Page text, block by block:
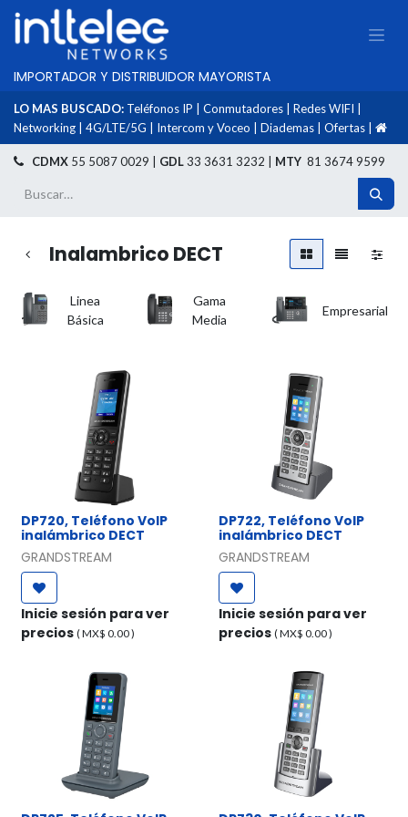
IMPORTADOR Y DISTRIBUIDOR MAYORISTA
LO MAS BUSCADO: Teléfonos IP Conmutadores Redes WIFI
Networking
4G/LTE/5G Intercom y Voceo Diademas Ofertas
CDMX 55 5087 0029 | GDL33 3631 3232 | MTY 81 3674 9599
Inalambrico DECT
Linea
Básica
Gama
Media
Empresarial
DP720, Teléfono VoIP
inalámbrico DECT
GRANDSTREAM
Inicie sesión para ver
precios ( MX$ 0.00)
DP722, Teléfono VoIP
inalámbrico DECT
GRANDSTREAM
Inicie sesión para ver
precios ( MX$ 0.00)